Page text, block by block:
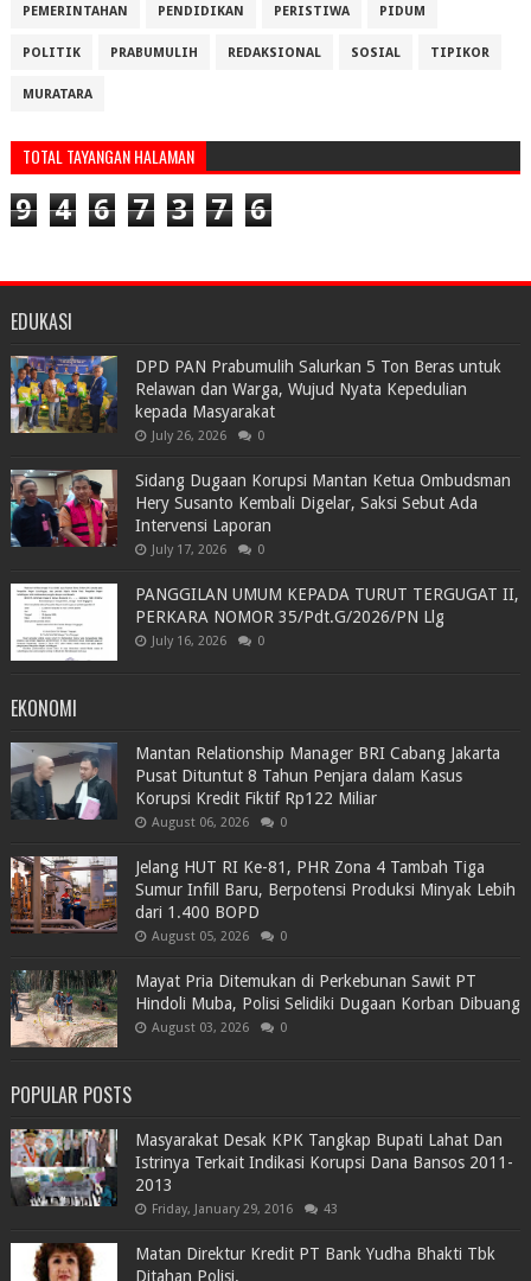
PEMERINTAHAN PENDIDIKAN PERISTIWA PIDUM
POLITIK PRABUMULIH REDAKSIONAL SOSIAL TIPIKOR
MURATARA
TOTAL TAYANGAN HALAMAN
9 4 6 7 3 7 6
EDUKASI
DPD PAN Prabumulih Salurkan 5 Ton Beras untuk
Relawan dan Warga, Wujud Nyata Kepedulian
kepada Masyarakat
July 26, 2026 0
Sidang Dugaan Korupsi Mantan Ketua Ombudsman
Hery Susanto Kembali Digelar, Saksi Sebut Ada
Intervensi Laporan
July 17, 2026 0
PANGGILAN UMUM KEPADA TURUT TERGUGAT II,
PERKARA NOMOR 35/Pdt.G/2026/PN Llg
July 16, 2026 0
EKONOMI
Mantan Relationship Manager BRI Cabang Jakarta
Pusat Dituntut 8 Tahun Penjara dalam Kasus
Korupsi Kredit Fiktif Rp122 Miliar
August 06, 2026 0
Jelang HUT RI Ke-81, PHR Zona 4 Tambah Tiga
Sumur Infill Baru, Berpotensi Produksi Minyak Lebih
dari 1.400 BOPD
August 05, 2026 0
Mayat Pria Ditemukan di Perkebunan Sawit PT
Hindoli Muba, Polisi Selidiki Dugaan Korban Dibuang
August 03, 2026 0
POPULAR POSTS
Masyarakat Desak KPK Tangkap Bupati Lahat Dan
Istrinya Terkait Indikasi Korupsi Dana Bansos 2011-
2013
Friday, January 29, 2016 43
Matan Direktur Kredit PT Bank Yudha Bhakti Tbk
Ditahan Polisi.